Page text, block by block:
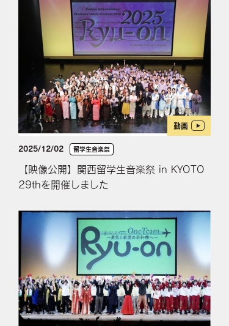
動画
2025/12/02 留学生音楽祭
【映像公開】関西留学生音楽祭 in KYOTO
29thを開催しました